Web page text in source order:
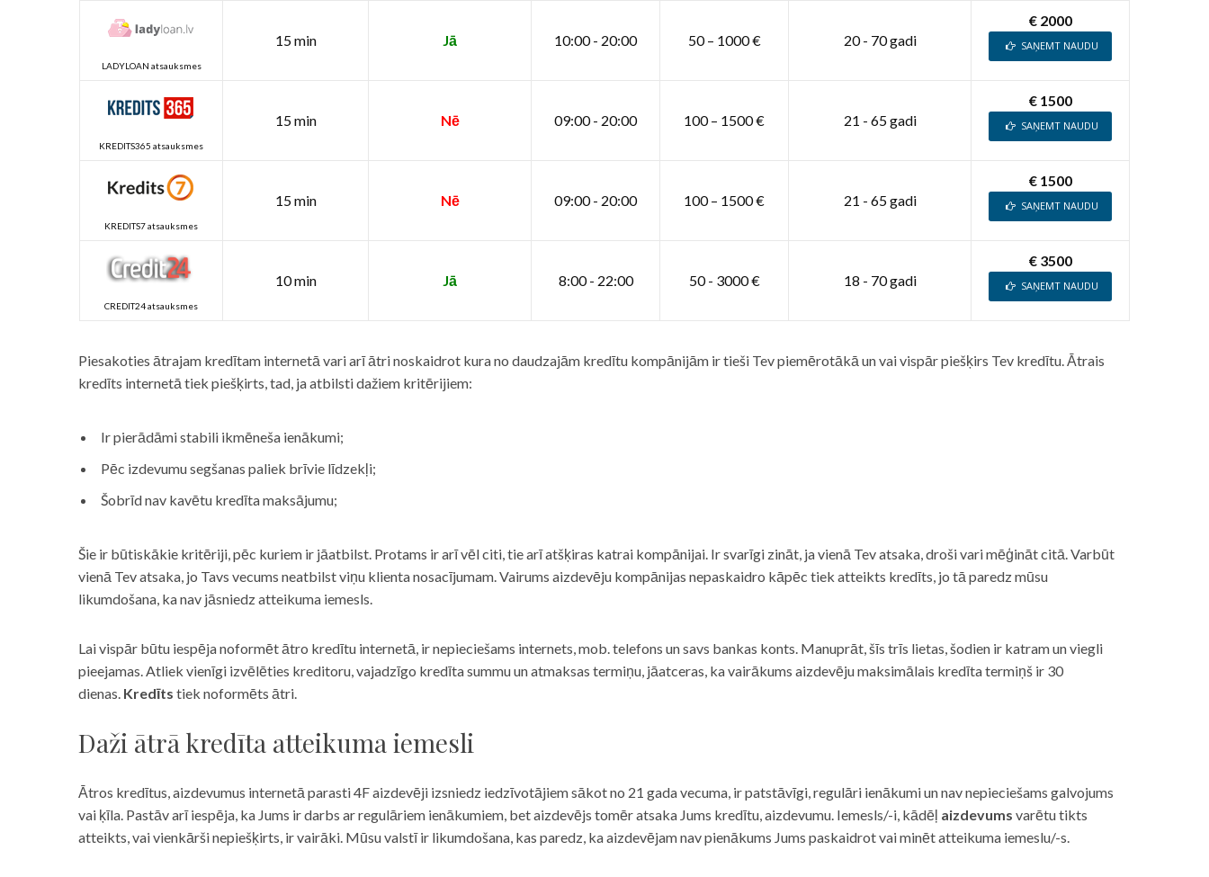
LADYLOAN atsauksmes
15 min Jā 10:00 - 20:00 50 – 1000 € 20 - 70 gadi
€ 2000
SAŅEMT NAUDU
KREDITS365 atsauksmes
15 min Nē 09:00 - 20:00 100 – 1500 € 21 - 65 gadi
€ 1500
SAŅEMT NAUDU
KREDITS7 atsauksmes
15 min Nē 09:00 - 20:00 100 – 1500 € 21 - 65 gadi
€ 1500
SAŅEMT NAUDU
CREDIT24 atsauksmes
10 min Jā 8:00 - 22:00 50 - 3000 € 18 - 70 gadi
€ 3500
SAŅEMT NAUDU
Piesakoties ātrajam kredītam internetā vari arī ātri noskaidrot kura no daudzajām kredītu kompānijām ir tieši Tev piemērotākā un vai vispār piešķirs Tev kredītu. Ātrais
kredīts internetā tiek piešķirts, tad, ja atbilsti dažiem kritērijiem:
Ir pierādāmi stabili ikmēneša ienākumi;
Pēc izdevumu segšanas paliek brīvie līdzekļi;
Šobrīd nav kavētu kredīta maksājumu;
Šie ir būtiskākie kritēriji, pēc kuriem ir jāatbilst. Protams ir arī vēl citi, tie arī atšķiras katrai kompānijai. Ir svarīgi zināt, ja vienā Tev atsaka, droši vari mēģināt citā. Varbūt
vienā Tev atsaka, jo Tavs vecums neatbilst viņu klienta nosacījumam. Vairums aizdevēju kompānijas nepaskaidro kāpēc tiek atteikts kredīts, jo tā paredz mūsu
likumdošana, ka nav jāsniedz atteikuma iemesls.
Lai vispār būtu iespēja noformēt ātro kredītu internetā, ir nepieciešams internets, mob. telefons un savs bankas konts. Manuprāt, šīs trīs lietas, šodien ir katram un viegli
pieejamas. Atliek vienīgi izvēlēties kreditoru, vajadzīgo kredīta summu un atmaksas termiņu, jāatceras, ka vairākums aizdevēju maksimālais kredīta termiņš ir 30
dienas. Kredīts tiek noformēts ātri.
Daži ātrā kredīta atteikuma iemesli
Ātros kredītus, aizdevumus internetā parasti 4F aizdevēji izsniedz iedzīvotājiem sākot no 21 gada vecuma, ir patstāvīgi, regulāri ienākumi un nav nepieciešams galvojums
vai ķīla. Pastāv arī iespēja, ka Jums ir darbs ar regulāriem ienākumiem, bet aizdevējs tomēr atsaka Jums kredītu, aizdevumu. Iemesls/-i, kādēļ aizdevums varētu tikts
atteikts, vai vienkārši nepiešķirts, ir vairāki. Mūsu valstī ir likumdošana, kas paredz, ka aizdevējam nav pienākums Jums paskaidrot vai minēt atteikuma iemeslu/-s.